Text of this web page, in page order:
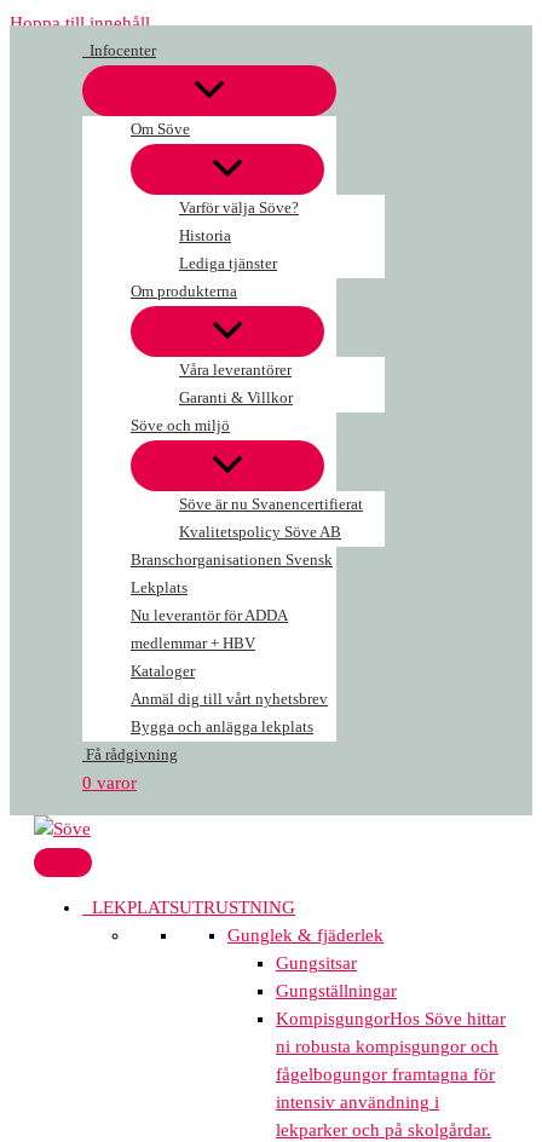
Hoppa till innehåll
Infocenter
Om Söve
Varför välja Söve?
Historia
Lediga tjänster
Om produkterna
Våra leverantörer
Garanti & Villkor
Söve och miljö
Söve är nu Svanencertifierat
Kvalitetspolicy Söve AB
Branschorganisationen Svensk
Lekplats
Nu leverantör för ADDA
medlemmar + HBV
Kataloger
Anmäl dig till vårt nyhetsbrev
Bygga och anlägga lekplats
Få rådgivning
0 varor
LEKPLATSUTRUSTNING
Gunglek & fjäderlek
Gungsitsar
Gungställningar
KompisgungorHos Söve hittar
ni robusta kompisgungor och
fågelbogungor framtagna för
intensiv användning i
lekparker och på skolgårdar.